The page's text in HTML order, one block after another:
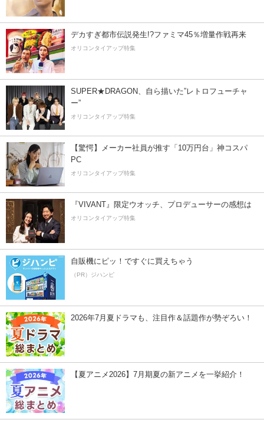
デカすぎ都市伝説発生!?ファミマ45％増量作戦再来
オリコンタイアップ特集
SUPER★DRAGON、自ら描いた”レトロフューチャ
ー”
オリコンタイアップ特集
【驚愕】メーカー社員が推す「10万円台」神コスパ
PC
オリコンタイアップ特集
『VIVANT』限定ウオッチ、プロデューサーの感想は
オリコンタイアップ特集
自販機にピッ！ですぐに買えちゃう
（PR）ジハンピ
2026年7月夏ドラマも、注目作＆話題作が勢ぞろい！
【夏アニメ2026】7月期夏の新アニメを一挙紹介！